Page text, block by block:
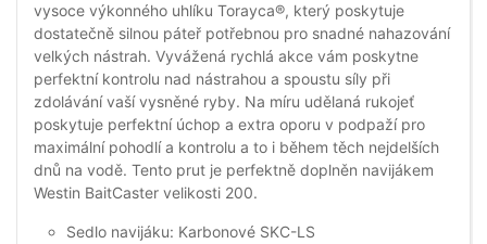
vysoce výkonného uhlíku Torayca®, který poskytuje
dostatečně silnou páteř potřebnou pro snadné nahazování
velkých nástrah. Vyvážená rychlá akce vám poskytne
perfektní kontrolu nad nástrahou a spoustu síly při
zdolávání vaší vysněné ryby. Na míru udělaná rukojeť
poskytuje perfektní úchop a extra oporu v podpaží pro
maximální pohodlí a kontrolu a to i během těch nejdelších
dnů na vodě. Tento prut je perfektně doplněn navijákem
Westin BaitCaster velikosti 200.
Sedlo navijáku: Karbonové SKC-LS